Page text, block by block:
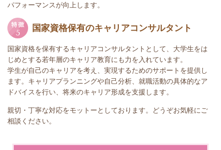
パフォーマンスが向上します。
国家資格保有のキャリアコンサルタント
国家資格を保有するキャリアコンサルタントとして、大学生をは
じめとする若年層のキャリア教育にも力を入れています。
学生が自己のキャリアを考え、実現するためのサポートを提供し
ます。キャリアプランニングや自己分析、就職活動の具体的なア
ドバイスを行い、将来のキャリア形成を支援します。
親切・丁寧な対応をモットーとしております。どうぞお気軽にご
相談ください。